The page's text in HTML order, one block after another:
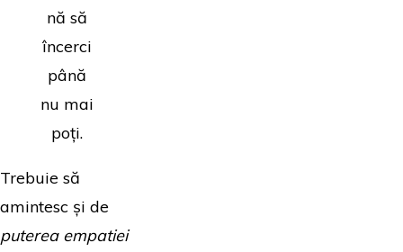
nă să
încerci
până
nu mai
poți.
Trebuie să
amintesc și de
puterea empatiei